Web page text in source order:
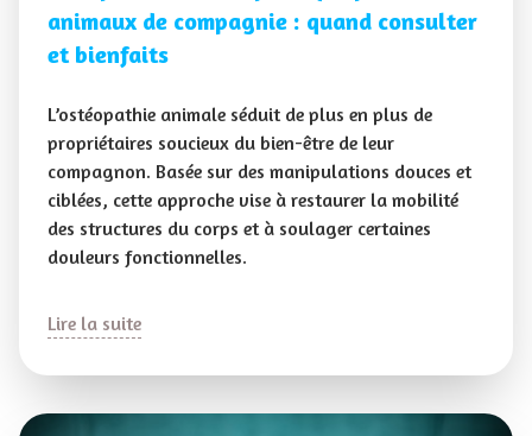
animaux de compagnie : quand consulter
et bienfaits
L’ostéopathie animale séduit de plus en plus de
propriétaires soucieux du bien-être de leur
compagnon. Basée sur des manipulations douces et
ciblées, cette approche vise à restaurer la mobilité
des structures du corps et à soulager certaines
douleurs fonctionnelles.
Lire la suite